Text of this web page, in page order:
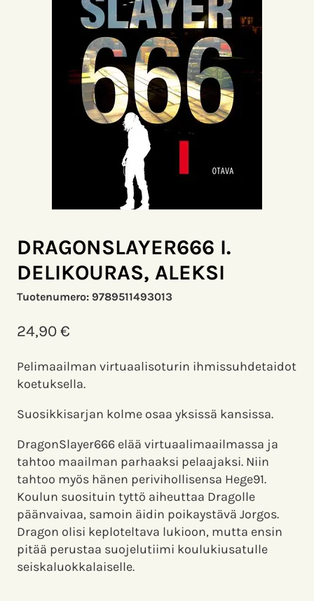
DRAGONSLAYER666 I.
DELIKOURAS, ALEKSI
Tuotenumero: 9789511493013
24,90€
Pelimaailman virtuaalisoturin ihmissuhdetaidot
koetuksella.
Suosikkisarjan kolme osaa yksissä kansissa.
DragonSlayer666 elää virtuaalimaailmassa ja
tahtoo maailman parhaaksi pelaajaksi. Niin
tahtoo myös hänen perivihollisensa Hege91.
Koulun suosituin tyttö aiheuttaa Dragolle
päänvaivaa, samoin äidin poikaystävä Jorgos.
Dragon olisi keploteltava lukioon, mutta ensin
pitää perustaa suojelutiimi koulukiusatulle
seiskaluokkalaiselle.